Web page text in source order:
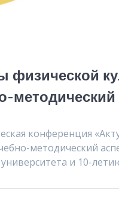
конференция
методический
и 10-